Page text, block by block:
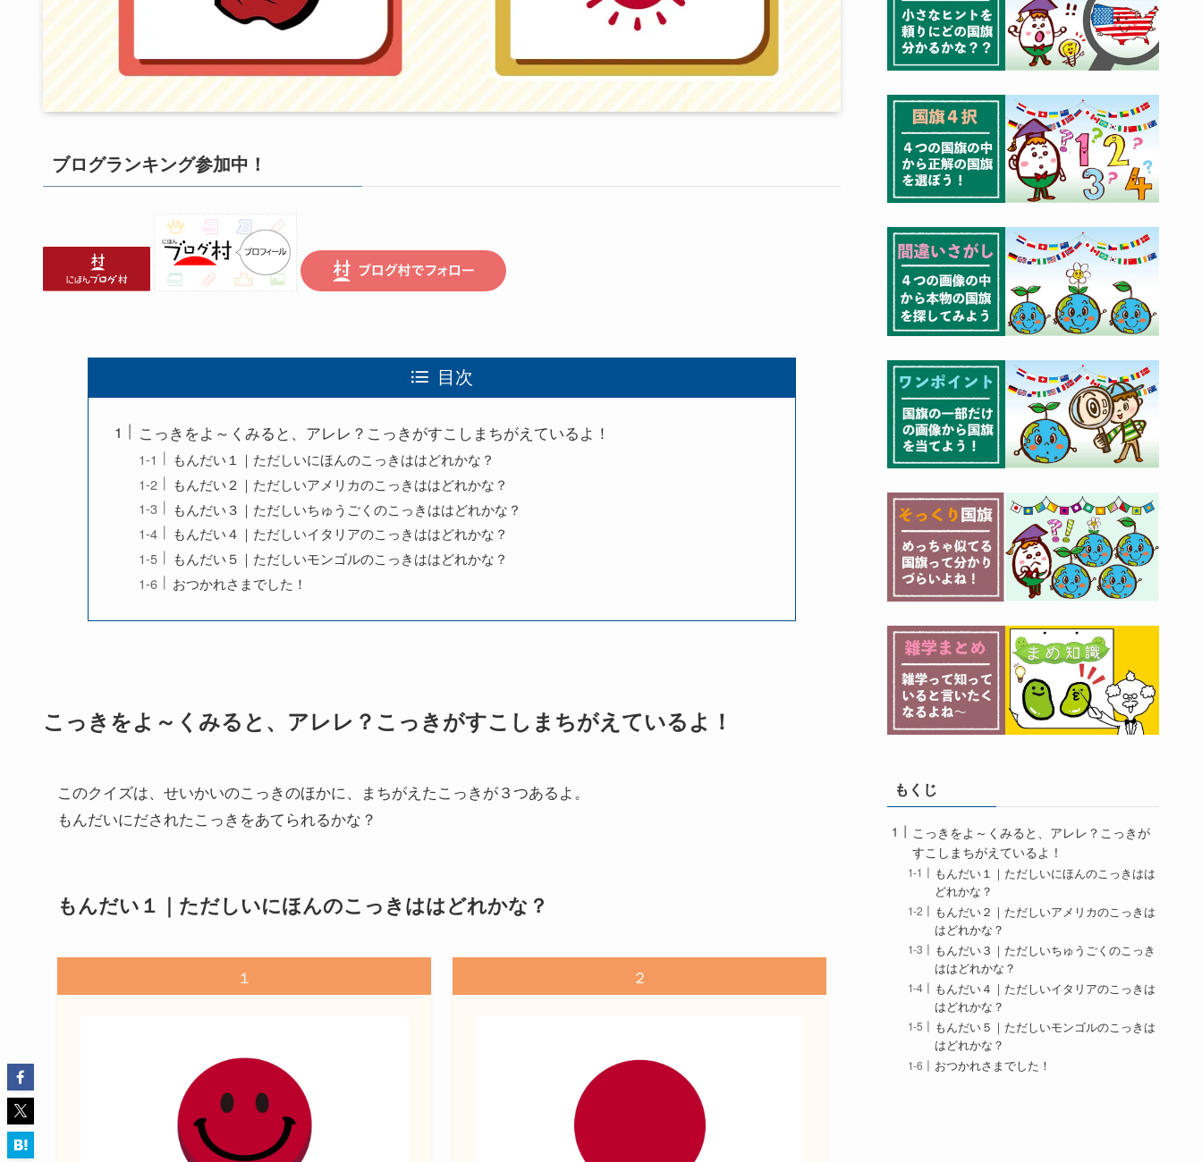
ブログランキング参加中！
目次
こっきをよ～くみると、アレレ？こっきがすこしまちがえているよ！
もんだい１｜ただしいにほんのこっきははどれかな？
もんだい２｜ただしいアメリカのこっきははどれかな？
もんだい３｜ただしいちゅうごくのこっきははどれかな？
もんだい４｜ただしいイタリアのこっきははどれかな？
もんだい５｜ただしいモンゴルのこっきははどれかな？
おつかれさまでした！
こっきをよ～くみると、アレレ？こっきがすこしまちがえているよ！
このクイズは、せいかいのこっきのほかに、まちがえたこっきが３つあるよ。
もんだいにだされたこっきをあてられるかな？
もんだい１｜ただしいにほんのこっきははどれかな？
１ ２
もくじ
こっきをよ～くみると、アレレ？こっきが
すこしまちがえているよ！
もんだい１｜ただしいにほんのこっきはは
どれかな？
もんだい２｜ただしいアメリカのこっきは
はどれかな？
もんだい３｜ただしいちゅうごくのこっき
ははどれかな？
もんだい４｜ただしいイタリアのこっきは
はどれかな？
もんだい５｜ただしいモンゴルのこっきは
はどれかな？
おつかれさまでした！